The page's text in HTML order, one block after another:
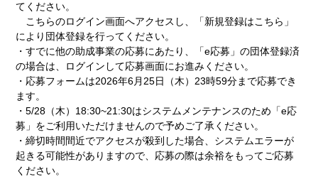
てください。
こちらのログイン画面へアクセスし、「新規登録はこちら」
により団体登録を行ってください。
・すでに他の助成事業の応募にあたり、「e応募」の団体登録済
の場合は、ログインして応募画面にお進みください。
・応募フォームは2026年6月25日（木）23時59分まで応募でき
ます。
・5/28（木）18:30~21:30はシステムメンテナンスのため「e応
募」をご利用いただけませんので予めご了承ください。
・締切時間間近でアクセスが殺到した場合、システムエラーが
起きる可能性がありますので、応募の際は余裕をもってご応募
ください。